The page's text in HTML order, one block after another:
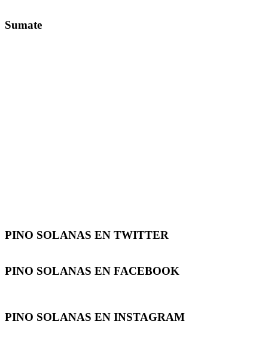
Sumate
PINO SOLANAS EN TWITTER
PINO SOLANAS EN FACEBOOK
PINO SOLANAS EN INSTAGRAM